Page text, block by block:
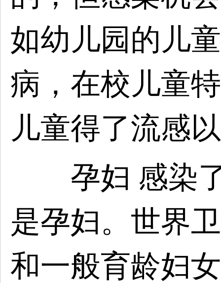
如幼儿园的儿
病，在校儿童
儿童得了流感
孕妇 感染了
是孕妇。世界
和一般育龄妇